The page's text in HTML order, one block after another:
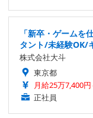
「新卒・ゲームを
タント/未経験OK/
株式会社大斗
東京都
月給25万7,400
正社員